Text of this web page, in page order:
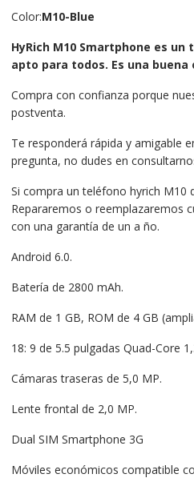
Color:M10-Blue
HyRich M10 Smartphone es
apto para todos. Es una
Compra con confianza porque
postventa.
Te responderá rápida y amigable
pregunta, no dudes en
Si compra un teléfono hyrich M10
Repararemos o reemplazaremos
con una garantía de un a ño.
Android 6.0.
Batería de 2800 mAh.
RAM de 1 GB, ROM de 4 GB
18: 9 de 5.5 pulgadas Quad-Core
Cámaras traseras de 5,0 MP.
Lente frontal de 2,0 MP.
Dual SIM Smartphone 3G
Móviles económicos compatible